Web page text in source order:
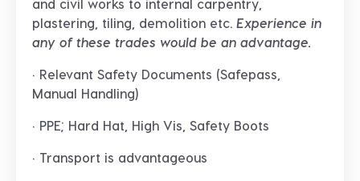
and civil works to internal carpentry,
plastering, tiling, demolition etc. Experience in
any of these trades would be an advantage.
· Relevant Safety Documents (Safepass,
Manual Handling)
· PPE; Hard Hat, High Vis, Safety Boots
· Transport is advantageous